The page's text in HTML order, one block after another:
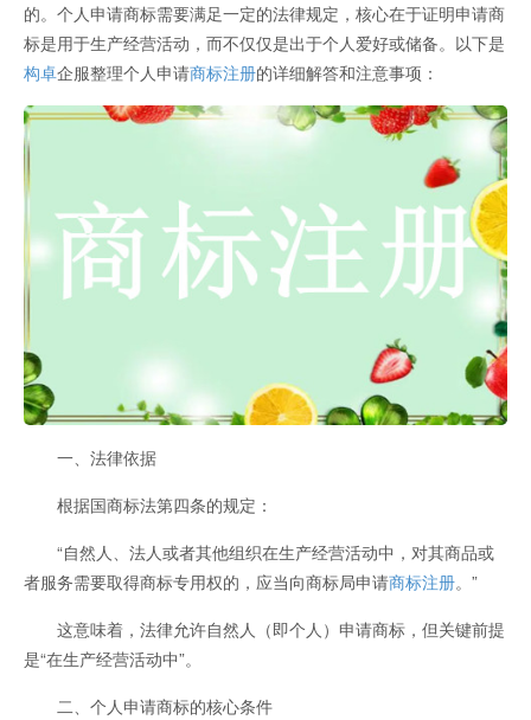
的。个人申请商标需要满足一定的法律规定，核心在于证明申请商
标是用于生产经营活动，而不仅仅是出于个人爱好或储备。以下是
构卓企服整理个人申请商标注册的详细解答和注意事项：
一、法律依据
根据国商标法第四条的规定：
“自然人、法人或者其他组织在生产经营活动中，对其商品或
者服务需要取得商标专用权的，应当向商标局申请商标注册。”
这意味着，法律允许自然人（即个人）申请商标，但关键前提
是“在生产经营活动中”。
二、个人申请商标的核心条件